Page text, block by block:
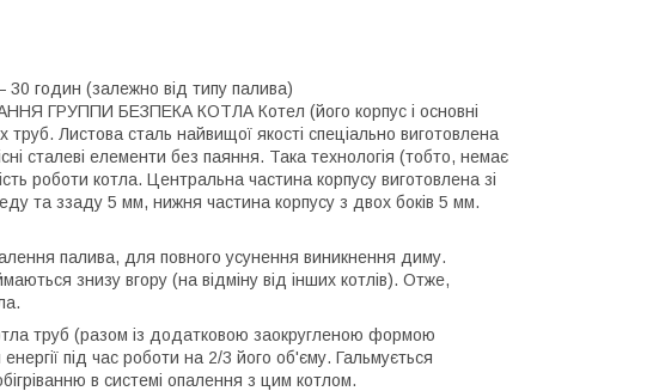
годин (залежно від типу палива)
ГРУППИ БЕЗПЕКА КОТЛА Котел (його корпус і основні
труб. Листова сталь найвищої якості спеціально виготовлена
сталеві елементи без паяння. Така технологія (тобто, немає
роботи котла. Центральна частина корпусу виготовлена зі
та ззаду 5 мм, нижня частина корпусу з двох боків 5 мм.
палива, для повного усунення виникнення диму.
знизу вгору (на відміну від інших котлів). Отже,
труб (разом із додатковою заокругленою формою
під час роботи на 2/3 його об'єму. Гальмується
в системі опалення з цим котлом.